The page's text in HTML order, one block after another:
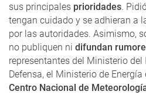
sus principales prioridades.
tengan cuidado y se adhieran a
por las autoridades. Asimismo,
no publiquen ni difundan
representantes del Ministerio
Defensa, el Ministerio de
Centro Nacional de